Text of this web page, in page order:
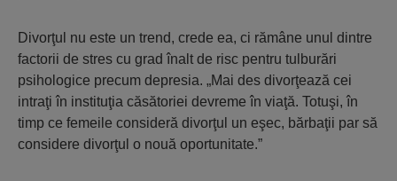
Divorţul nu este un trend, crede ea, ci rămâne unul dintre
factorii de stres cu grad înalt de risc pentru tulburări
psihologice precum depresia. „Mai des divorţează cei
intraţi în instituţia căsătoriei devreme în viaţă. Totuşi, în
timp ce femeile consideră divorţul un eşec, bărbaţii par să
considere divorţul o nouă oportunitate.”